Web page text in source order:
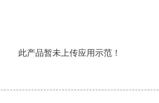
此产品暂未上传应用示范！